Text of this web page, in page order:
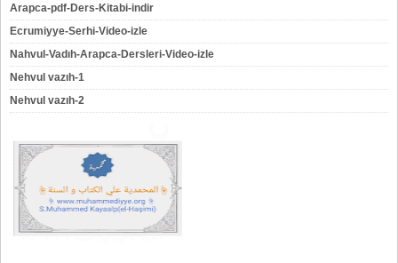
Arapca-pdf-Ders-Kitabi-indir
Ecrumiyye-Serhi-Video-izle
Nahvul-Vadıh-Arapca-Dersleri-Video-izle
Nehvul vazıh-1
Nehvul vazıh-2